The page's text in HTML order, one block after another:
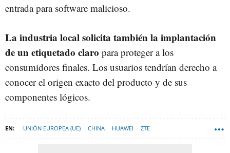
entrada para software malicioso.
La industria local solicita también la implantación
de un etiquetado claro para proteger a los
consumidores finales. Los usuarios tendrían derecho a
conocer el origen exacto del producto y de sus
componentes lógicos.
UNIÓN EUROPEA (UE) CHINA HUAWEI ZTE